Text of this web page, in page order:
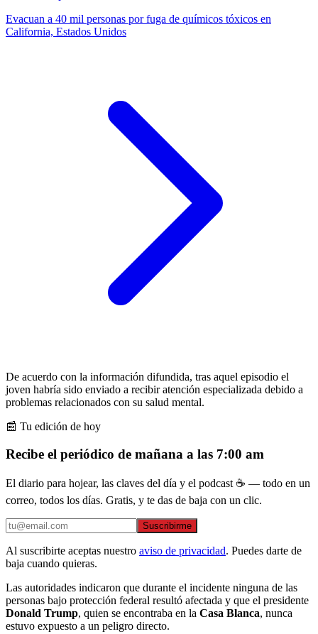
Evacuan a 40 mil personas por fuga de químicos tóxicos en
California, Estados Unidos
De acuerdo con la información difundida, tras aquel episodio el
joven habría sido enviado a recibir atención especializada debido a
problemas relacionados con su salud mental.
📰 Tu edición de hoy
Recibe el periódico de mañana a las 7:00 am
El diario para hojear, las claves del día y el podcast ☕ — todo en un
correo, todos los días. Gratis, y te das de baja con un clic.
Suscribirme
Al suscribirte aceptas nuestro aviso de privacidad. Puedes darte de
baja cuando quieras.
Las autoridades indicaron que durante el incidente ninguna de las
personas bajo protección federal resultó afectada y que el presidente
Donald Trump, quien se encontraba en la Casa Blanca, nunca
estuvo expuesto a un peligro directo.